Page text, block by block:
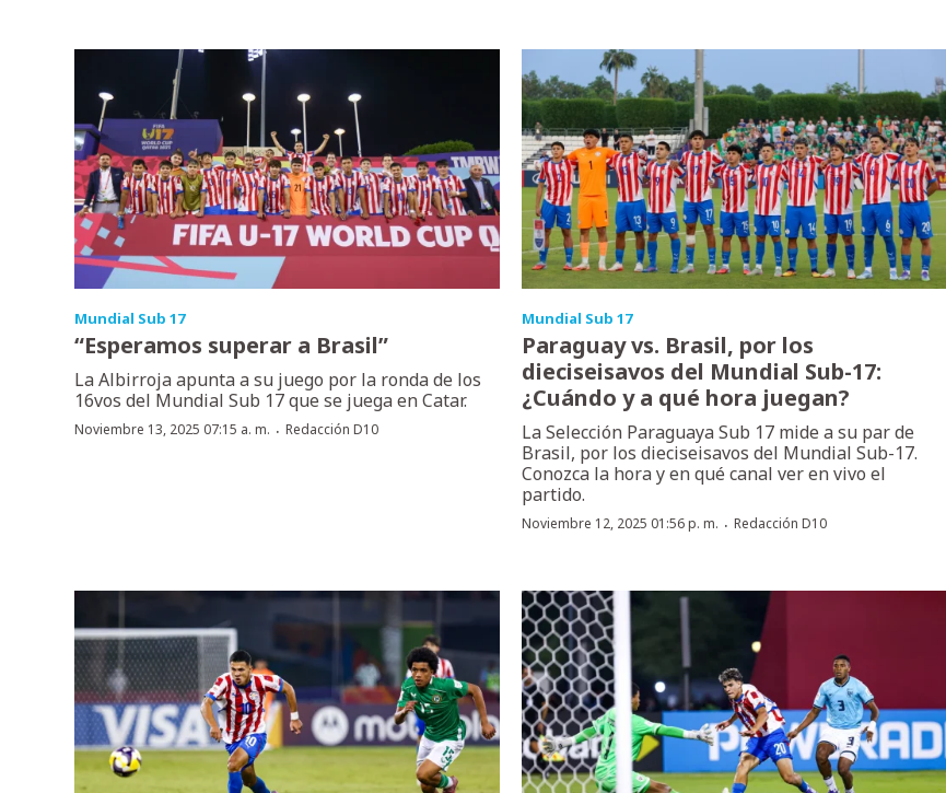
Mundial Sub 17
“Esperamos superar a Brasil”
La Albirroja apunta a su juego por la ronda de los
16vos del Mundial Sub 17 que se juega en Catar.
Noviembre 13, 2025 07:15 a. m. · Redacción D10
Mundial Sub 17
Paraguay vs. Brasil, por los
dieciseisavos del Mundial Sub-17:
¿Cuándo y a qué hora juegan?
La Selección Paraguaya Sub 17 mide a su par de
Brasil, por los dieciseisavos del Mundial Sub-17.
Conozca la hora y en qué canal ver en vivo el
partido.
Noviembre 12, 2025 01:56 p. m. ·Redacción D10